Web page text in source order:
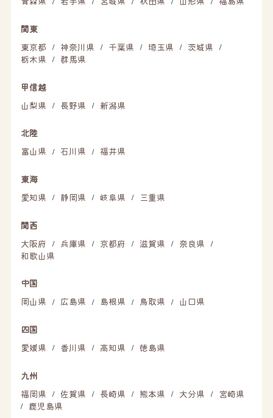
関東
東京都
/ 神奈川県 / 千葉県 / 埼玉県 / 茨城県 /
栃木県 / 群馬県
甲信越
山梨県
/ 長野県 / 新潟県
北陸
富山県
/ 石川県 / 福井県
東海
愛知県
/ 静岡県 / 岐阜県 / 三重県
関西
大阪府
/ 兵庫県 / 京都府 / 滋賀県 / 奈良県 /
和歌山県
中国
岡山県
/ 広島県 / 島根県 / 鳥取県 / 山口県
四国
愛媛県
/ 香川県 / 高知県 / 徳島県
九州
福岡県
/ 佐賀県 / 長崎県 / 熊本県 / 大分県 / 宮崎県
/ 鹿児島県